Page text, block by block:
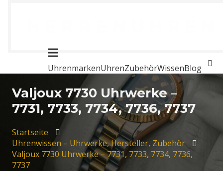
UhrenmarkenUhrenZubehörWissenBlog
Valjoux 7730 Uhrwerke –
7731, 7733, 7734, 7736, 7737
Startseite
Uhrenwissen – Uhrwerke, Hersteller, Zubehör
Valjoux 7730 Uhrwerke – 7731, 7733, 7734, 7736,
7737